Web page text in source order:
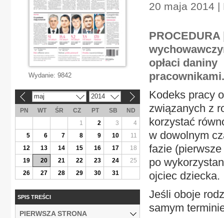
20 maja 2014 |
opłaci
pracownikami.
Kodeks pracy
związanych z
korzystać
w dowolnym
fazie
po
ojciec dziecka.
Jeśli oboje
samym
Wydanie: 9842
maj 2014
PN WT ŚR CZ PT SB
ND
1
2 3
4
5
6 7 8 9 10
11
12
13 14 15 16 17
18
19
20 21 22 23 24
25
26
27 28 29 30 31
SPIS TREŚCI
PIERWSZA STRONA